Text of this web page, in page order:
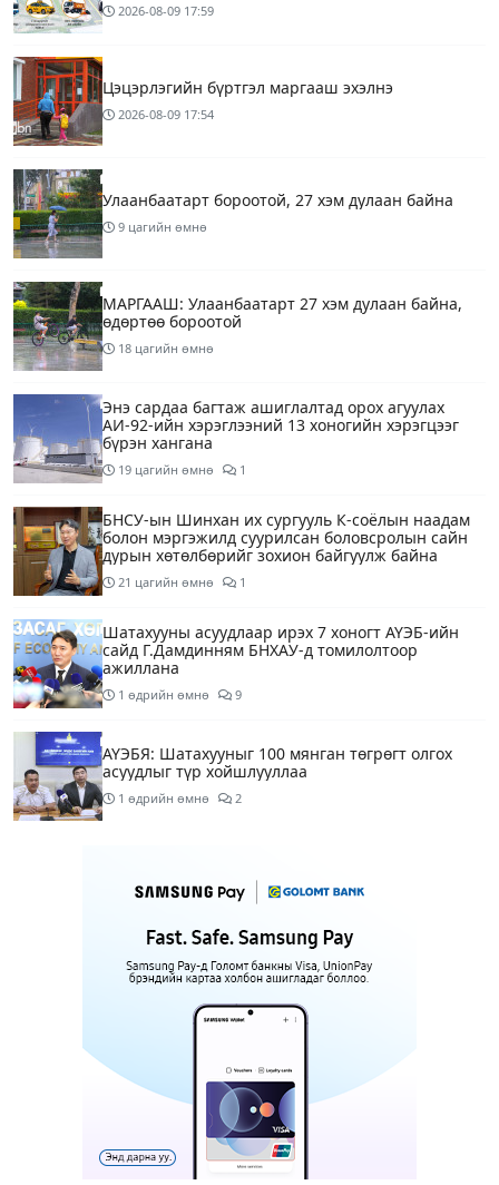
2026-08-09 17:59
Цэцэрлэгийн бүртгэл маргааш эхэлнэ
2026-08-09 17:54
Улаанбаатарт бороотой, 27 хэм дулаан байна
9 цагийн өмнө
МАРГААШ: Улаанбаатарт 27 хэм дулаан байна,
өдөртөө бороотой
18 цагийн өмнө
Энэ сардаа багтаж ашиглалтад орох агуулах
АИ-92-ийн хэрэглээний 13 хоногийн хэрэгцээг
бүрэн хангана
19 цагийн өмнө 1
БНСУ-ын Шинхан их сургууль К-соёлын наадам
болон мэргэжилд суурилсан боловсролын сайн
дурын хөтөлбөрийг зохион байгуулж байна
21 цагийн өмнө 1
Шатахууны асуудлаар ирэх 7 хоногт АҮЭБ-ийн
сайд Г.Дамдинням БНХАУ-д томилолтоор
ажиллана
1 өдрийн өмнө 9
АҮЭБЯ: Шатахууныг 100 мянган төгрөгт олгох
асуудлыг түр хойшлууллаа
1 өдрийн өмнө 2
автобензинийг агуулахуудад буулгах ажлыг
зохион байгуулж байна
Ерөнхий сайд БНХАУ-аас сар бүр 12-15 мянган
тонн АИ-92 автобензин тогтмол нийлүүлэх хүсэлт
Өнөөдөр тэгш тоогоор төгссөн автомашинтай
иргэд 50 хүртэлх мянган төгрөгөнд БЕНЗИН авна
1 өдрийн өмнө 1